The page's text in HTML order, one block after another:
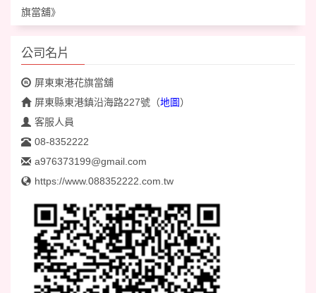
旗當舖》
公司名片
屏東東港花旗當舖
屏東縣東港鎮沿海路227號 （地圖）
客服人員
08-8352222
a976373199@gmail.com
https://www.088352222.com.tw